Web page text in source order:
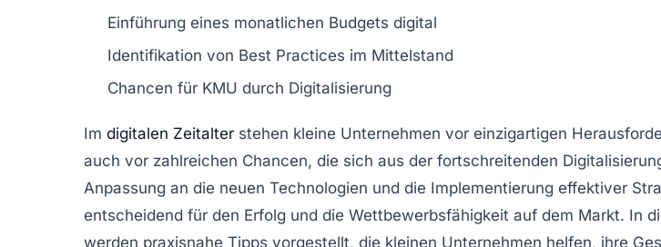
Einführung eines monatlichen Budgets digital
Identifikation von Best Practices im Mittelstand
Chancen für KMU durch Digitalisierung
Im digitalen Zeitalter stehen kleine Unternehmen vor einzigartigen
auch vor zahlreichen Chancen, die sich aus der fortschreitenden
Anpassung an die neuen Technologien und die Implementierung effektiver
entscheidend für den Erfolg und die Wettbewerbsfähigkeit auf dem Markt. In
werden praxisnahe Tipps vorgestellt, die kleinen Unternehmen helfen, ihre